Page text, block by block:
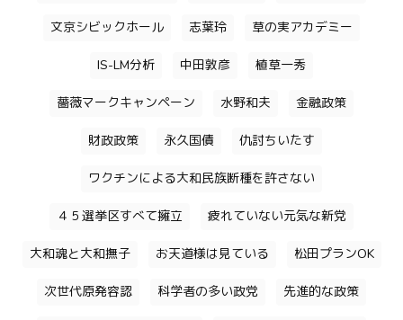
文京シビックホール 志葉玲 草の実アカデミー
IS-LM分析 中田敦彦 植草一秀
薔薇マークキャンペーン 水野和夫 金融政策
財政政策 永久国債 仇討ちいたす
ワクチンによる大和民族断種を許さない
４５選挙区すべて擁立 疲れていない元気な新党
大和魂と大和撫子 お天道様は見ている 松田プランOK
次世代原発容認 科学者の多い政党 先進的な政策